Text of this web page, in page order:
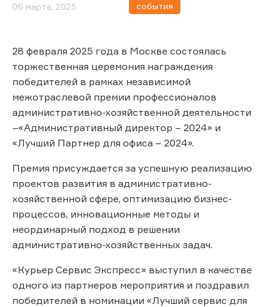
06 марта, 2025 события
28 февраля 2025 года в Москве состоялась
торжественная церемония награждения
победителей в рамках независимой
межотраслевой премии профессионалов
административно-хозяйственной деятельности
–«Административный директор – 2024» и
«Лучший Партнер для офиса – 2024».
Премия присуждается за успешную реализацию
проектов развития в административно-
хозяйственной сфере, оптимизацию бизнес-
процессов, инновационные методы и
неординарный подход в решении
административно-хозяйственных задач.
«Курьер Сервис Экспресс» выступил в качестве
одного из партнеров мероприятия и поздравил
победителей в номинации «Лучший сервис для